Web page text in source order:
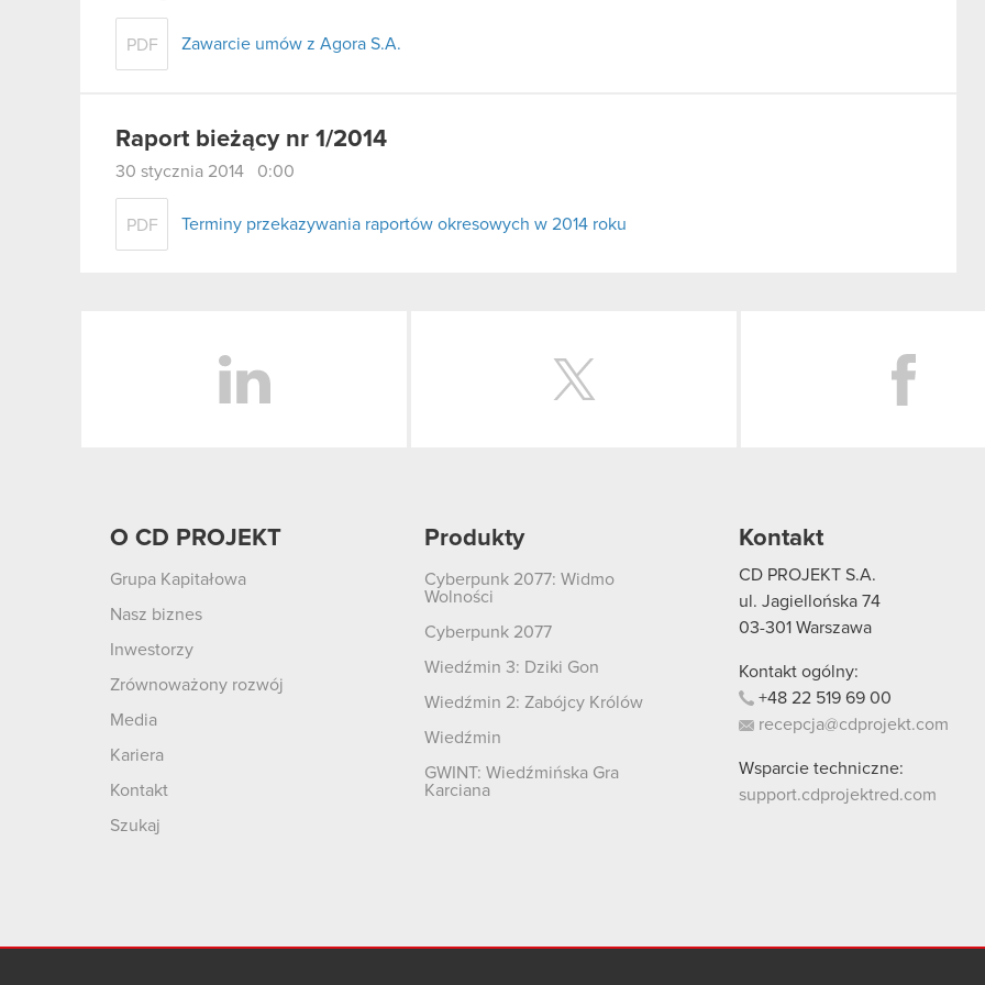
PDF Zawarcie umów z Agora S.A.
Raport bieżący nr 1/2014
30 stycznia 2014 0:00
PDF Terminy przekazywania raportów okresowych w 2014 roku
O CD PROJEKT
Grupa Kapitałowa
Nasz biznes
Inwestorzy
Zrównoważony rozwój
Media
Kariera
Kontakt
Szukaj
Produkty
Cyberpunk 2077: Widmo
Wolności
Cyberpunk 2077
Wiedźmin 3: Dziki Gon
Wiedźmin 2: Zabójcy Królów
Wiedźmin
GWINT: Wiedźmińska Gra
Karciana
Kontakt
CD PROJEKT S.A.
ul. Jagiellońska 74
03-301 Warszawa
Kontakt ogólny:
+48 22 519 69 00
recepcja@cdprojekt.com
Wsparcie techniczne:
support.cdprojektred.com